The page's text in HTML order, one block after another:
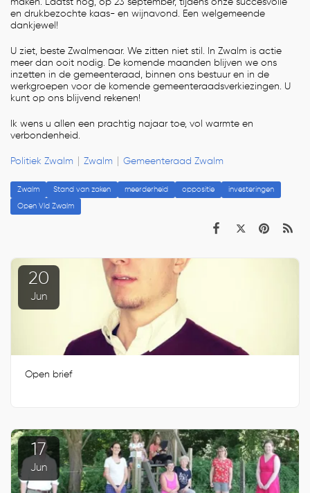
en drukbezochte kaas- en wijnavond. Een welgemeende
dankjewel!
U ziet, beste Zwalmenaar. We zitten niet stil. In Zwalm is actie
meer dan ooit nodig. De komende maanden blijven we ons
inzetten in de gemeenteraad, binnen ons bestuur en in de
werkgroepen voor de komende gemeenteraadsverkiezingen. U
kunt op ons blijvend rekenen!
Ik wens u allen een prachtig najaar toe, vol warmte en
verbondenheid.
Politiek Zwalm Zwalm Gemeenteraad Zwalm
Zwalm Stand van zaken meerderheid oppositie
investeringen
Open Vld Zwalm
20
Jun
Open brief
17
Jun